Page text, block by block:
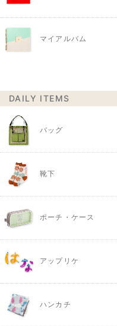
マイアルバム
DAILY ITEMS
バッグ
靴下
ポーチ・ケース
アップリケ
ハンカチ